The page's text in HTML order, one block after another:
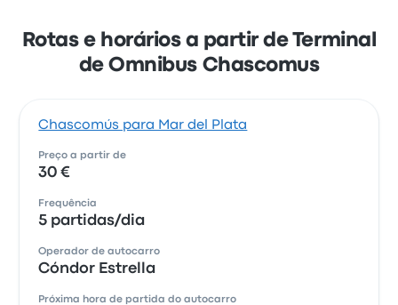
Rotas e horários a partir de Terminal
de Omnibus Chascomus
Chascomús para Mar del Plata
Preço a partir de
30 €
Frequência
5 partidas/dia
Operador de autocarro
Cóndor Estrella
Próxima hora de partida do autocarro